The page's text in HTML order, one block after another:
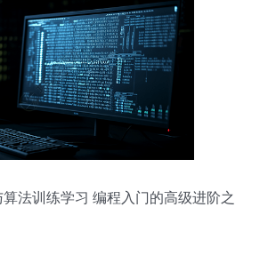
法训练学习 编程入门的高级进阶之